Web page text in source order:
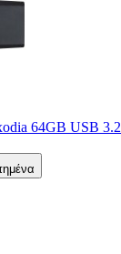
64GB USB 3.2